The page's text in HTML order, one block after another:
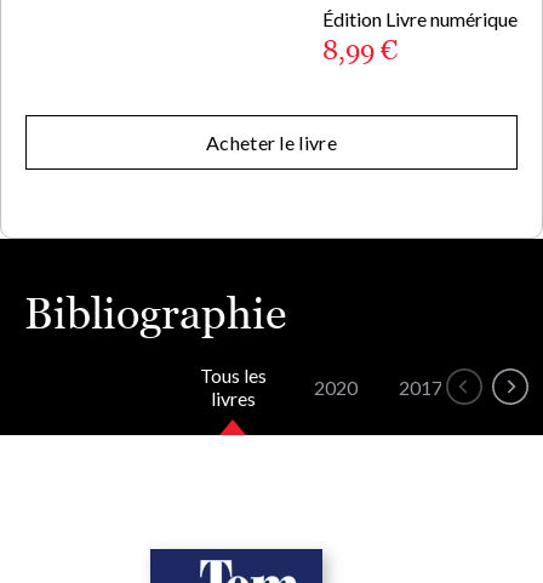
Édition Livre numérique
8,99 €
Acheter le livre
Bibliographie
Tous les
livres
2020 2017 2015